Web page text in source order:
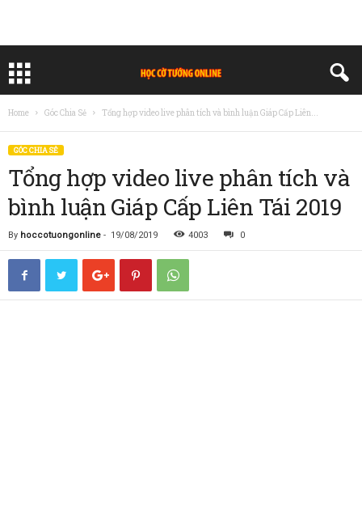
Home Góc Chia Sẻ Tổng hợp video live phân tích và bình luận Giáp Cấp Liên...
GÓC CHIA SẺ
Tổng hợp video live phân tích và
bình luận Giáp Cấp Liên Tái 2019
By hoccotuongonline - 19/08/2019 4003 0